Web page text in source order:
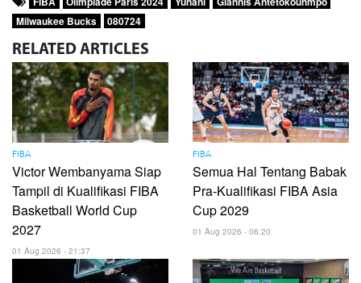
Milwaukee Bucks
080724
RELATED ARTICLES
FIBA
Victor Wembanyama Siap
Tampil di Kualifikasi FIBA
Basketball World Cup
2027
01 Aug 2026 - 21:37
FIBA
Semua Hal Tentang Babak
Pra-Kualifikasi FIBA ​​Asia
Cup 2029
01 Aug 2026 - 06:20